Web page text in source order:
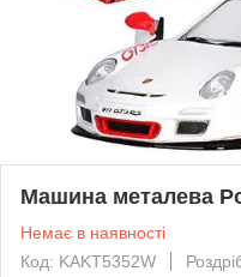
Машина металева
Немає в наявності
Код: KAKT5352W